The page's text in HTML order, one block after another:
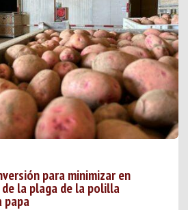
para minimizar en
la plaga de la polilla
papa